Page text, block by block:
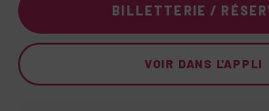
BILLETTERIE /
VOIR DANS L'APPLI